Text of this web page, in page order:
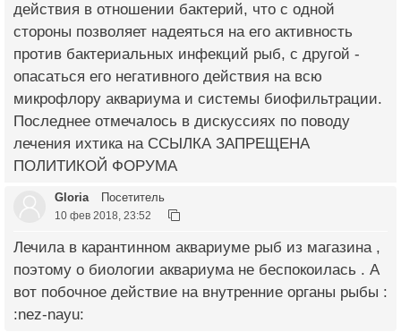
действия в отношении бактерий, что с одной
стороны позволяет надеяться на его активность
против бактериальных инфекций рыб, с другой -
опасаться его негативного действия на всю
микрофлору аквариума и системы биофильтрации.
Последнее отмечалось в дискуссиях по поводу
лечения ихтика на ССЫЛКА ЗАПРЕЩЕНА
ПОЛИТИКОЙ ФОРУМА
Gloria Посетитель
10 фев 2018, 23:52
Лечила в карантинном аквариуме рыб из магазина ,
поэтому о биологии аквариума не беспокоилась . А
вот побочное действие на внутренние органы рыбы :
:nez-nayu: